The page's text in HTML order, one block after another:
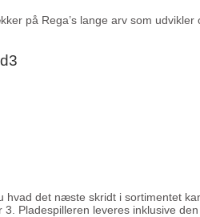
på Rega’s lange arv som
hvad det næste skridt i sortimentet
Pladespilleren leveres inklusive